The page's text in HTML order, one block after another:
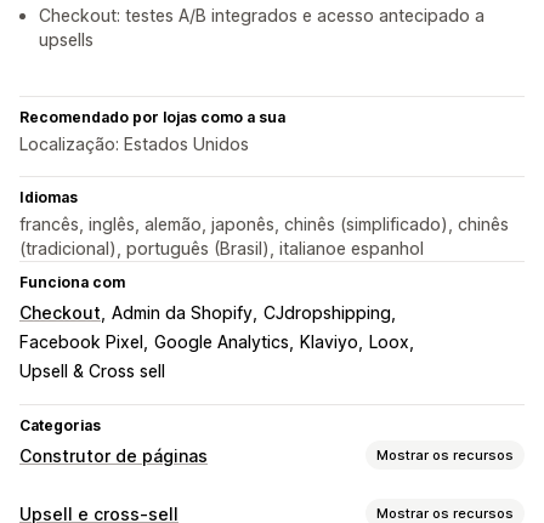
Checkout: testes A/B integrados e acesso antecipado a
upsells
Recomendado por lojas como a sua
Localização: Estados Unidos
Idiomas
francês, inglês, alemão, japonês, chinês (simplificado), chinês
(tradicional), português (Brasil), italianoe espanhol
Funciona com
Checkout Admin da Shopify CJdropshipping
Facebook Pixel
Google Analytics Klaviyo
Loox
Upsell & Cross sell
Categorias
Construtor de páginas Mostrar os recursos
Tipos de páginas
Upsell e cross-sell Mostrar os recursos